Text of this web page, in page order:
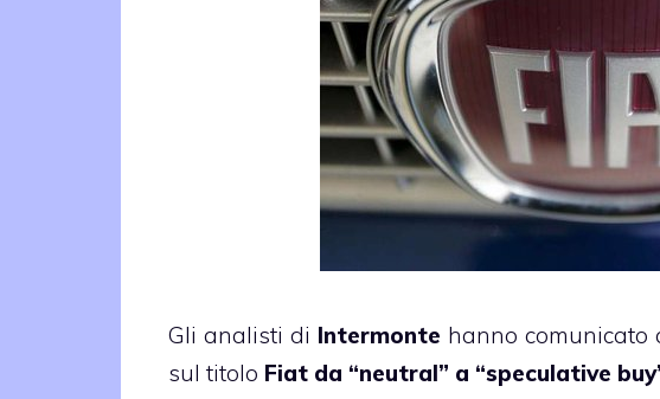
Gli analisti di Intermonte hanno
sul titolo Fiat da “neutral” a “speculative